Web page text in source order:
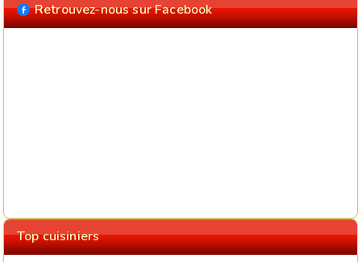
Retrouvez-nous sur Facebook
Top cuisiniers